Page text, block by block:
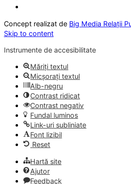
Concept realizat de Big Media Relații
Skip to content
Instrumente de accesibilitate
Măriți textul
Micșorați textul
Alb-negru
Contrast ridicat
Contrast negativ
Fundal luminos
Link-uri subliniate
Font lizibil
Reset
Hartă site
Ajutor
Feedback